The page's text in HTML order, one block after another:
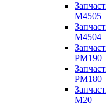
M4505
M4504
PM190
PM180
M20